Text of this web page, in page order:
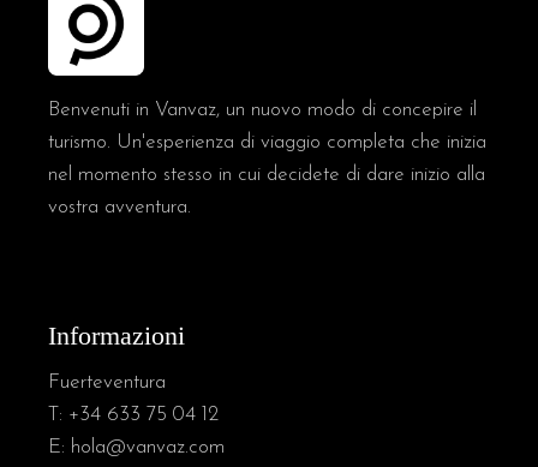
Benvenuti in Vanvaz, un nuovo modo di concepire il
turismo. Un'esperienza di viaggio completa che inizia
nel momento stesso in cui decidete di dare inizio alla
vostra avventura.
Informazioni
Fuerteventura
T: +34 633 75 04 12
E: hola@vanvaz.com